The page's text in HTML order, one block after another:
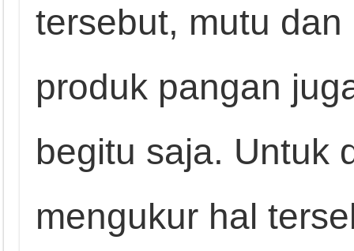
tersebut, mutu
produk pangan
begitu saja. Untuk
mengukur hal